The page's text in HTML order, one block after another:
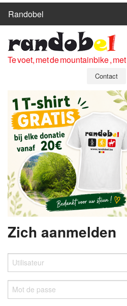
Randobel
ROUTES
CLUBS
OVER
LEDEN
ZICH AANMELDEN
GRATIS REGISTRATIE
WACHTWOORD VERGETEN
Te voet, met de mountainbike ,
Contact
Zich aanmelden